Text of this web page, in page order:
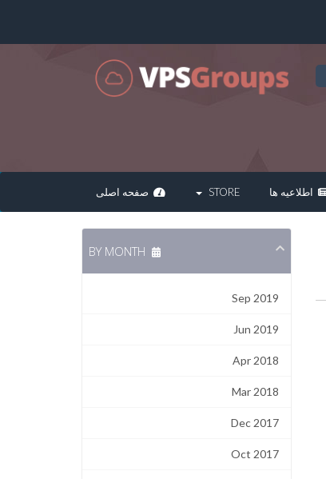
صفحه اصلی STORE اطلاعیه ها
Sep 2019
Jun 2019
Apr 2018
Mar 2018
Dec 2017
Oct 2017